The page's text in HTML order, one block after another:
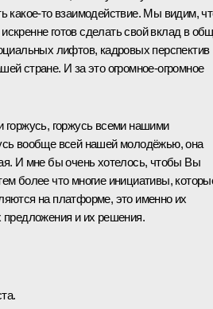
какое-то взаимодействие. Мы видим,
готов сделать свой вклад в
лифтов, кадровых перспектив
стране. И за это огромное-огромное
горжусь всеми нашими
вообще всей нашей молодёжью, она
И мне бы очень хотелось, чтобы Вы
более что многие инициативы,
на платформе, это именно их
предложения и их решения.